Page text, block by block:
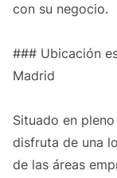
con su negocio.
### Ubicación
Madrid
Situado en
disfruta de una
de las áreas